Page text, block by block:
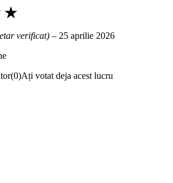
★
verificat) – 25 aprilie 2026
(0)Ați votat deja acest lucru